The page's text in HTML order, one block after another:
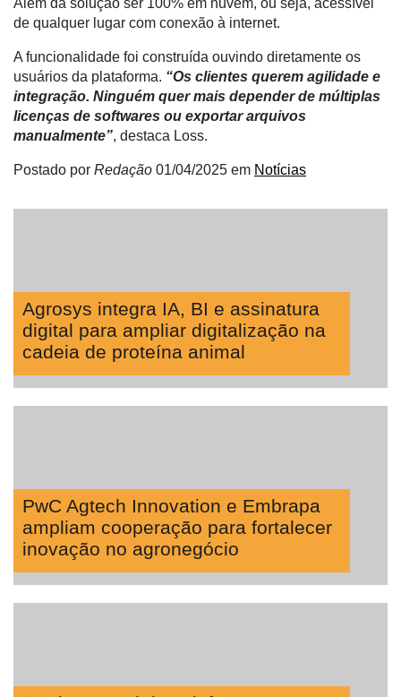
Néctar
Tecprime
Agro
Lean
Way
de qualquer lugar com conexão à internet.
A funcionalidade foi construída ouvindo diretamente os
usuários da plataforma. “Os clientes querem agilidade e
integração. Ninguém quer mais depender de múltiplas
licenças de softwares ou exportar arquivos
manualmente”, destaca Loss.
Postado por Redação 01/04/2025 em Notícias
Agrosys integra IA, BI e assinatura
digital para ampliar digitalização na
cadeia de proteína animal
PwC Agtech Innovation e Embrapa
ampliam cooperação para fortalecer
inovação no agronegócio